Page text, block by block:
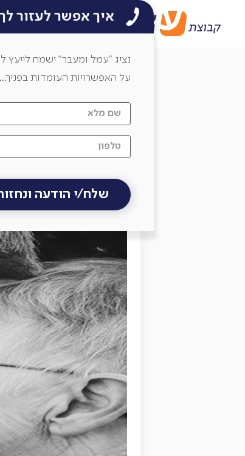
בלוג קריירה
איך אפשר לעזור
נציג ״עמל ומעבר״ ישמח לייעץ
על האפשרויות העומדות בפניך...
בלוג עמל ומעבר /
7 דרכים כיפיות להאריך ימים
התבגרות מוצלחת
מוגברת של אלכוהול
פיתוח מנגנוני